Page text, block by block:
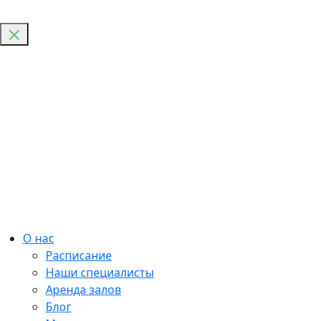
О нас
Расписание
Наши специалисты
Аренда залов
Блог